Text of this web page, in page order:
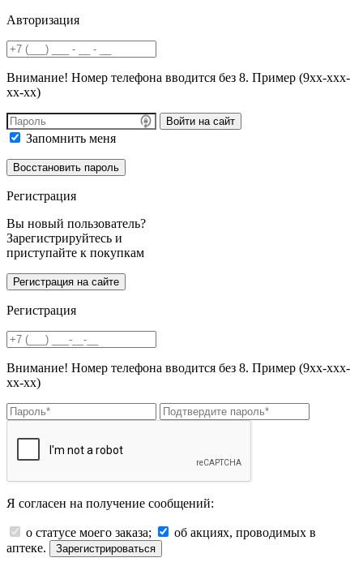
Авторизация
Внимание! Номер телефона вводится без 8. Пример (9хх-ххх-
хх-хх)
Войти на сайт
Запомнить меня
Регистрация
Вы новый пользователь?
Зарегистрируйтесь и
приступайте к покупкам
Регистрация
Внимание! Номер телефона вводится без 8. Пример (9хх-ххх-
хх-хх)
Я согласен на получение сообщений:
о статусе моего заказа;
об акциях, проводимых в
аптеке.
Зарегистрироваться